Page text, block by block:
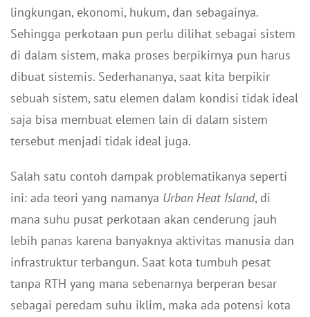
lingkungan, ekonomi, hukum, dan sebagainya.
Sehingga perkotaan pun perlu dilihat sebagai sistem
di dalam sistem, maka proses berpikirnya pun harus
dibuat sistemis. Sederhananya, saat kita berpikir
sebuah sistem, satu elemen dalam kondisi tidak ideal
saja bisa membuat elemen lain di dalam sistem
tersebut menjadi tidak ideal juga.
Salah satu contoh dampak problematikanya seperti
ini: ada teori yang namanya Urban Heat Island, di
mana suhu pusat perkotaan akan cenderung jauh
lebih panas karena banyaknya aktivitas manusia dan
infrastruktur terbangun. Saat kota tumbuh pesat
tanpa RTH yang mana sebenarnya berperan besar
sebagai peredam suhu iklim, maka ada potensi kota